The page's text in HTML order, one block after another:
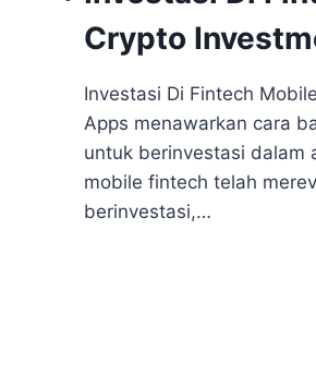
Crypto
Investasi Di Fintech
Apps menawarkan cara
untuk berinvestasi dalam
mobile fintech telah
berinvestasi,…